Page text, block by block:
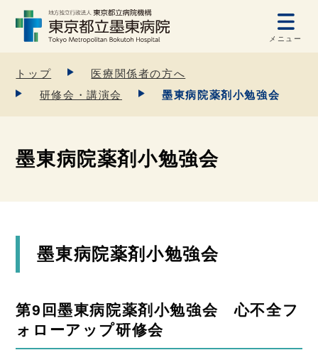
メニュー
トップ
医療関係者の方へ
研修会・講演会
墨東病院薬剤小勉強会
墨東病院薬剤小勉強会
墨東病院薬剤小勉強会
第9回墨東病院薬剤小勉強会 心不全フ
ォローアップ研修会